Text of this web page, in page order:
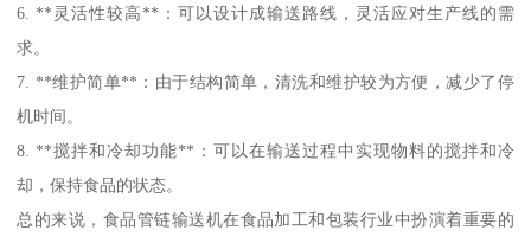
6. **灵活性较高**：可以设计成输送路线，灵活应对生产线的需
求。
7. **维护简单**：由于结构简单，清洗和维护较为方便，减少了停
机时间。
8. **搅拌和冷却功能**：可以在输送过程中实现物料的搅拌和冷
却，保持食品的状态。
总的来说，食品管链输送机在食品加工和包装行业中扮演着重要的